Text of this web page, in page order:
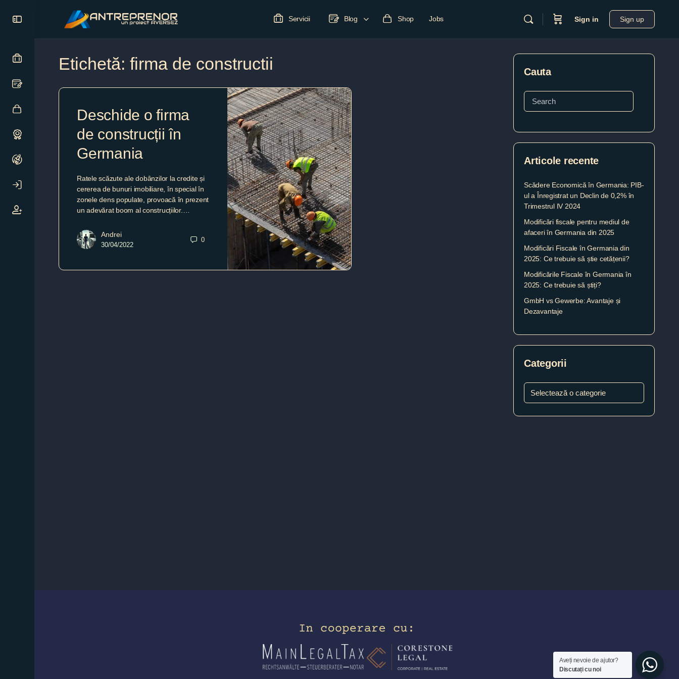
Servicii Blog Shop Jobs Sign in Sign up
Etichetă: firma de constructii
Deschide o firma
de construcții în
Germania
Ratele scăzute ale dobânzilor la credite și
cererea de bunuri imobiliare, în special în
zonele dens populate, provoacă în prezent
un adevărat boom al construcțiilor.…
Andrei
30/04/2022
0
Cauta
Articole recente
Scădere Economică în Germania: PIB-
ul a Înregistrat un Declin de 0,2% în
Trimestrul IV 2024
Modificări fiscale pentru mediul de
afaceri în Germania din 2025
Modificări Fiscale în Germania din
2025: Ce trebuie să știe cetățenii?
Modificările Fiscale în Germania în
2025: Ce trebuie să știți?
GmbH vs Gewerbe: Avantaje și
Dezavantaje
Categorii
Aveți nevoie de ajutor?
Discutați cu noi